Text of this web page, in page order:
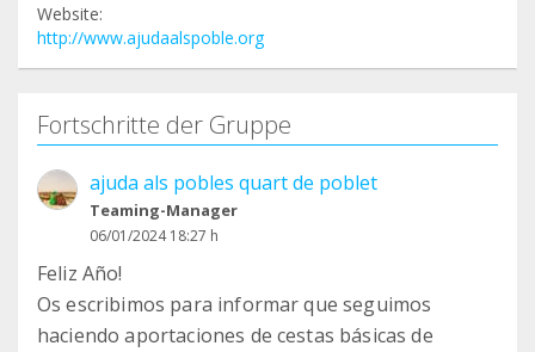
Website:
http://www.ajudaalspoble.org
Fortschritte der Gruppe
ajuda als pobles quart de poblet
Teaming-Manager
06/01/2024 18:27 h
Feliz Año!
Os escribimos para informar que seguimos
haciendo aportaciones de cestas básicas de